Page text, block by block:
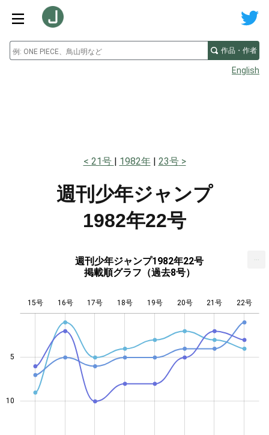
作品・作者
English
21号 1982年 23号
週刊少年ジャンプ
1982年22号
週刊少年ジャンプ1982年22号
掲載順グラフ（過去8号）
10
5
15号 16号 17号 18号 19号 20号 21号 22号